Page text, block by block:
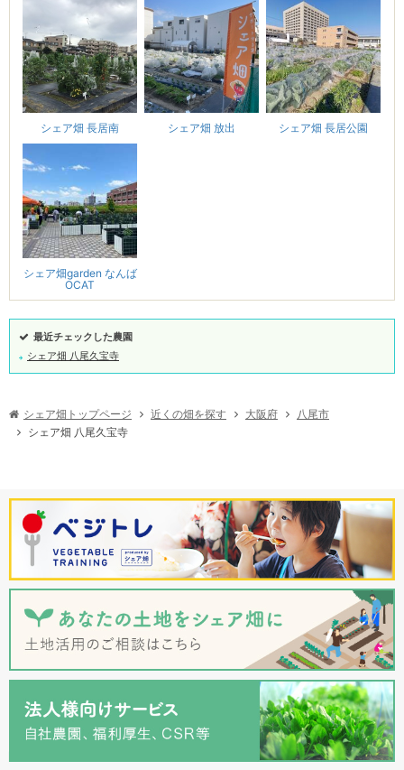
シェア畑 長居南 シェア畑 放出 シェア畑 長居公園
シェア畑garden なんば
OCAT
最近チェックした農園
シェア畑 八尾久宝寺
シェア畑トップページ 近くの畑を探す 大阪府 八尾市
シェア畑 八尾久宝寺